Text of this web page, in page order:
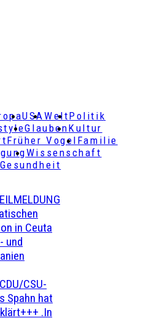
USAWeltPolitik
GlaubenKultur
Früher Vogel Familie
Wissenschaft
Gesundheit
in Ceuta
und
CSU-
Spahn hat
.In